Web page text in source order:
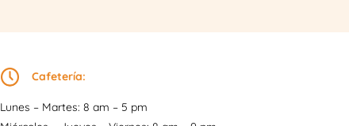
Cafetería:
Lunes – Martes: 8 am – 5 pm